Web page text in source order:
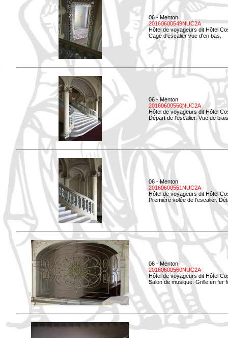
06 - Menton
20160600549NUC2A
Hôtel de voyageurs dit Hôtel
Cage d'escalier vue d'en bas.
06 - Menton
20160600550NUC2A
Hôtel de voyageurs dit Hôtel
Départ de l'escalier. Vue de
06 - Menton
20160600551NUC2A
Hôtel de voyageurs dit Hôtel
Première volée de l'escalier.
06 - Menton
20160600560NUC2A
Hôtel de voyageurs dit Hôtel
Salon de musique. Grille en fer